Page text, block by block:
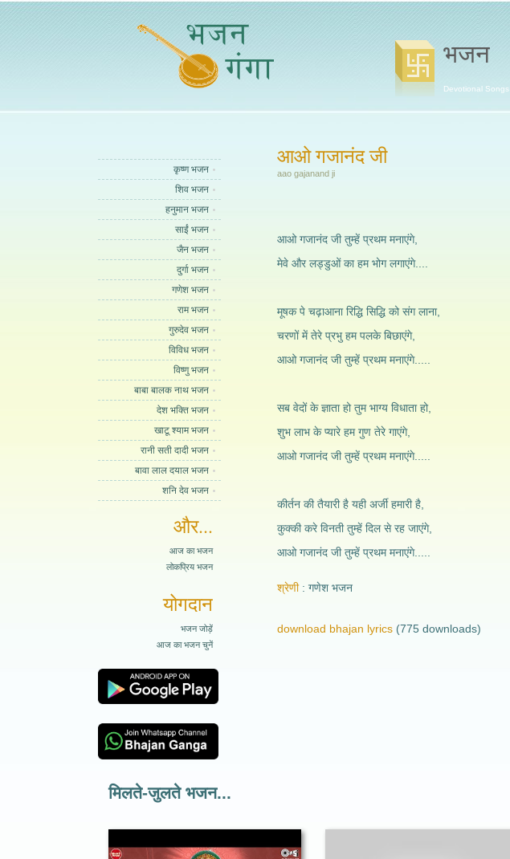
भजन
Devotional Songs
कृष्ण भजन
शिव भजन
हनुमान भजन
साईं भजन
जैन भजन
दुर्गा भजन
गणेश भजन
राम भजन
गुरुदेव भजन
विविध भजन
विष्णु भजन
बाबा बालक नाथ भजन
देश भक्ति भजन
खाटू श्याम भजन
रानी सती दादी भजन
बावा लाल दयाल भजन
शनि देव भजन
और...
आज का भजन
लोकप्रिय भजन
योगदान
भजन जोड़ें
आज का भजन चुनें
आओ गजानंद जी
aao gajanand ji
आओ गजानंद जी तुम्हें प्रथम मनाएंगे,
मेवे और लड्डुओं का हम भोग लगाएंगे....
मूषक पे चढ़ाआना रिद्धि सिद्धि को संग लाना,
चरणों में तेरे प्रभु हम पलके बिछाएंगे,
आओ गजानंद जी तुम्हें प्रथम मनाएंगे.....
सब वेदों के ज्ञाता हो तुम भाग्य विधाता हो,
शुभ लाभ के प्यारे हम गुण तेरे गाएंगे,
आओ गजानंद जी तुम्हें प्रथम मनाएंगे.....
कीर्तन की तैयारी है यही अर्जी हमारी है,
कुक्की करे विनती तुम्हें दिल से रह जाएंगे,
आओ गजानंद जी तुम्हें प्रथम मनाएंगे.....
श्रेणी गणेश भजन
download bhajan lyrics (775 downloads)
मिलते-जुलते भजन...